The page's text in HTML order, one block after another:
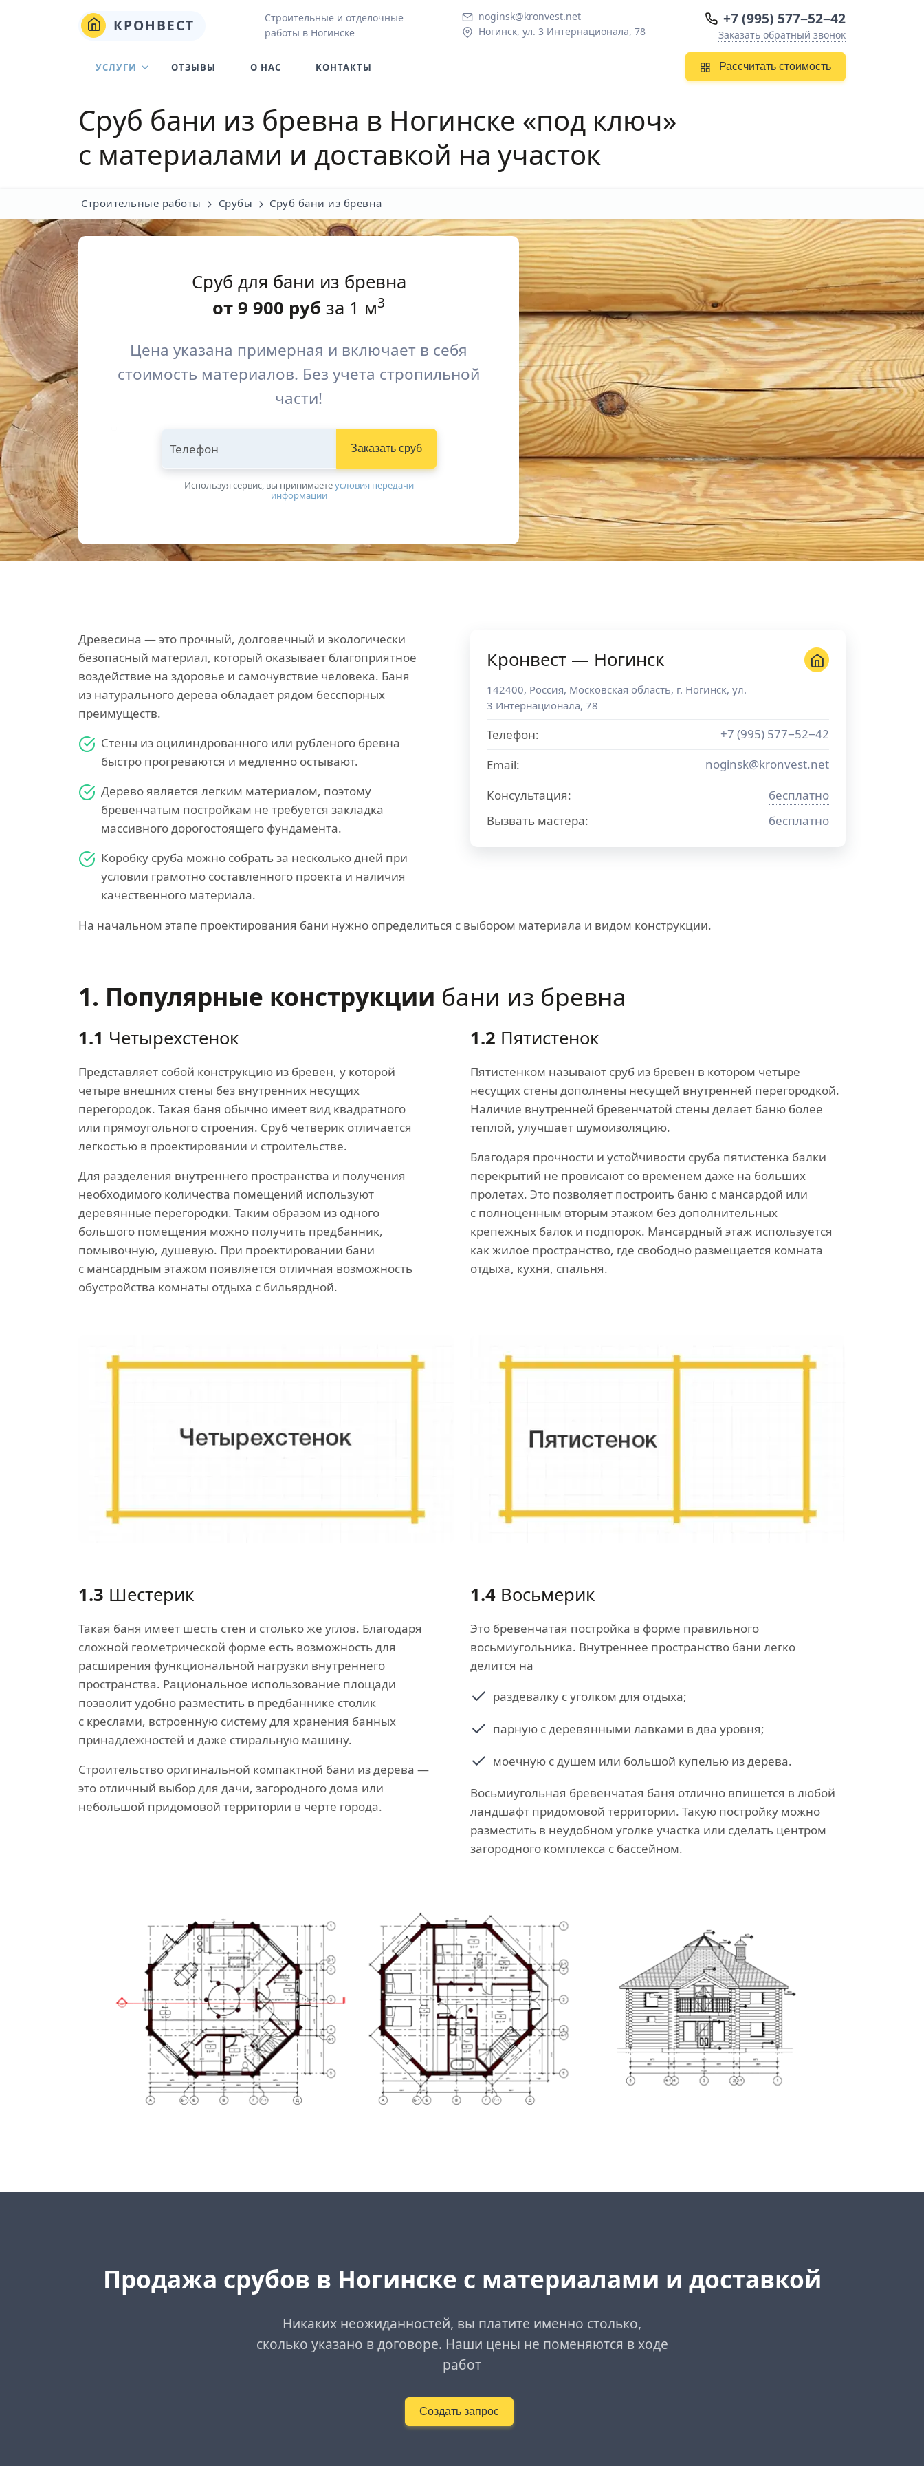
КРОНВЕСТ
Строительные и отделочные
работы в Ногинске
noginsk@kronvest.net
Ногинск, ул. 3 Интернационала, 78
+7 (995) 577−52−42
Заказать обратный звонок
Рассчитать стоимость
УСЛУГИ ОТЗЫВЫ О НАС КОНТАКТЫ
Сруб бани из бревна в Ногинске «под ключ»
с материалами и доставкой на участок
Строительные работы Срубы Сруб бани из бревна
Сруб для бани из бревна
от 9 900 руб за 1 м3
Цена указана примерная и включает в себя
стоимость материалов. Без учета стропильной
части!
Телефон Заказать сруб
Используя сервис, вы принимаетeусловия передачи
информации
Древесина — это прочный, долговечный и экологически
безопасный материал, который оказывает благоприятное
воздействие на здоровье и самочувствие человека. Баня
из натурального дерева обладает рядом бесспорных
преимуществ.
Стены из оцилиндрованного или рубленого бревна
быстро прогреваются и медленно остывают.
Дерево является легким материалом, поэтому
бревенчатым постройкам не требуется закладка
массивного дорогостоящего фундамента.
Коробку сруба можно собрать за несколько дней при
условии грамотно составленного проекта и наличия
качественного материала.
Кронвест — Ногинск
142400, Россия, Московская область, г. Ногинск, ул.
3 Интернационала, 78
Телефон:
+7 (995) 577−52−42
Email:
noginsk@kronvest.net
Консультация:
бесплатно
Вызвать мастера:
бесплатно
На начальном этапе проектирования бани нужно определиться с выбором материала и видом конструкции.
1. Популярные конструкции бани из бревна
1.1 Четырехстенок
Представляет собой конструкцию из бревен, у которой
четыре внешних стены без внутренних несущих
перегородок. Такая баня обычно имеет вид квадратного
или прямоугольного строения. Сруб четверик отличается
легкостью в проектировании и строительстве.
Для разделения внутреннего пространства и получения
необходимого количества помещений используют
деревянные перегородки. Таким образом из одного
большого помещения можно получить предбанник,
помывочную, душевую. При проектировании бани
с мансардным этажом появляется отличная возможность
обустройства комнаты отдыха с бильярдной.
1.2 Пятистенок
Пятистенком называют сруб из бревен в котором четыре
несущих стены дополнены несущей внутренней перегородкой.
Наличие внутренней бревенчатой стены делает баню более
теплой, улучшает шумоизоляцию.
Благодаря прочности и устойчивости сруба пятистенка балки
перекрытий не провисают со временем даже на больших
пролетах. Это позволяет построить баню с мансардой или
с полноценным вторым этажом без дополнительных
крепежных балок и подпорок. Мансардный этаж используется
как жилое пространство, где свободно размещается комната
отдыха, кухня, спальня.
1.3 Шестерик
Такая баня имеет шесть стен и столько же углов. Благодаря
сложной геометрической форме есть возможность для
расширения функциональной нагрузки внутреннего
пространства. Рациональное использование площади
позволит удобно разместить в предбаннике столик
с креслами, встроенную систему для хранения банных
принадлежностей и даже стиральную машину.
Строительство оригинальной компактной бани из дерева —
это отличный выбор для дачи, загородного дома или
небольшой придомовой территории в черте города.
1.4 Восьмерик
Это бревенчатая постройка в форме правильного
восьмиугольника. Внутреннее пространство бани легко
делится на
раздевалку с уголком для отдыха;
парную с деревянными лавками в два уровня;
моечную с душем или большой купелью из дерева.
Восьмиугольная бревенчатая баня отлично впишется в любой
ландшафт придомовой территории. Такую постройку можно
разместить в неудобном уголке участка или сделать центром
загородного комплекса с бассейном.
Продажа срубов в Ногинске с материалами и доставкой
Никаких неожиданностей, вы платите именно столько,
сколько указано в договоре. Наши цены не поменяются в ходе
работ
Создать запрос